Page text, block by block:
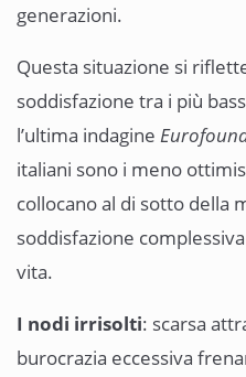
generazioni.
Questa situazione si
soddisfazione tra i più
l’ultima indagine
italiani sono i meno
collocano al di sotto della
soddisfazione
vita.
I nodi irrisolti: scarsa
burocrazia eccessiva